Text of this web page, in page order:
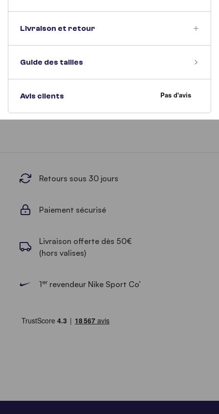
Livraison et retour
Guide des tailles
Avis clients
Retours sous 30 jours
Paiement sécurisé
Livraison offerte dès 50€
(hors valises)
1errevendeur Nike Sport Co’